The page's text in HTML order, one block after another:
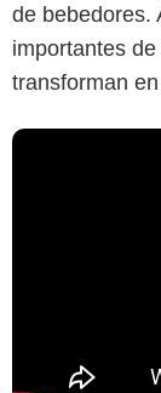
de bebedores.
importantes
transforman